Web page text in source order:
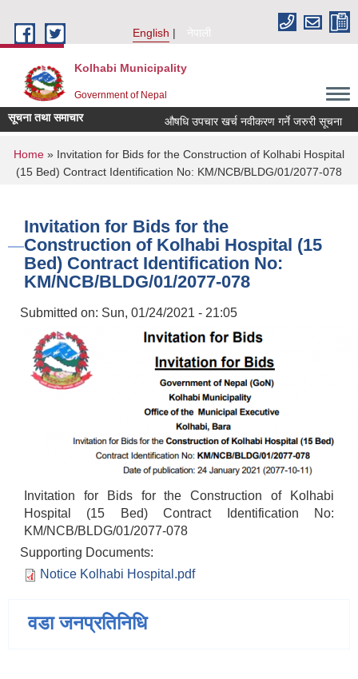
English
नेपाली
Kolhabi Municipality
Government of Nepal
सूचना तथा समाचार औषधि उपचार खर्च नवीकरण गर्ने जरुरी सूचना
You are here
Home » Invitation for Bids for the Construction of Kolhabi Hospital
(15 Bed) Contract Identification No: KM/NCB/BLDG/01/2077-078
Invitation for Bids for the
Construction of Kolhabi Hospital (15
Bed) Contract Identification No:
KM/NCB/BLDG/01/2077-078
Submitted on: Sun, 01/24/2021 - 21:05
Invitation for Bids for the Construction of Kolhabi
Hospital (15 Bed) Contract Identification No:
KM/NCB/BLDG/01/2077-078
Supporting Documents:
Notice Kolhabi Hospital.pdf
वडा जनप्रतिनिधि